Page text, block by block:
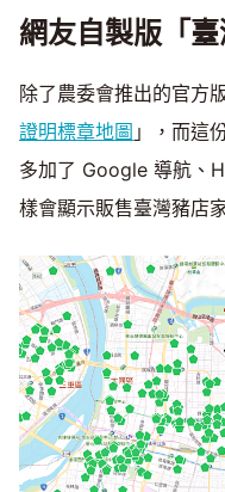
網友自製版「臺
除了農委會推出的官方
證明標章地圖 」，而這
多加了 Google 導航、
樣會顯示販售臺灣豬店